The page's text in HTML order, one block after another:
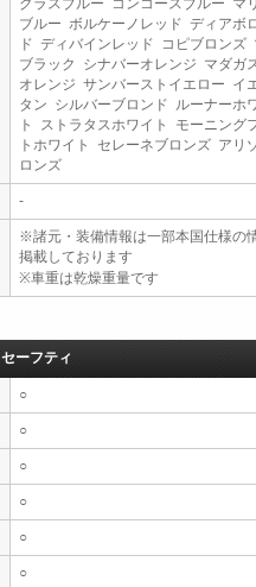
グラスブルー コンコースブルー マ
ブルー ボルケーノレッド ディアボ
ド ディバインレッド コピブロンズ
ブラック シナバーオレンジ マダガ
オレンジ サンバーストイエロー イ
タン シルバーブロンド ルーナーホ
ト ストラタスホワイト モーニング
トホワイト セレーネブロンズ アリ
ロンズ
-
※諸元・装備情報は一部本国仕様の
掲載しております
※車重は乾燥重量です
セーフティ
○
○
○
○
○
○